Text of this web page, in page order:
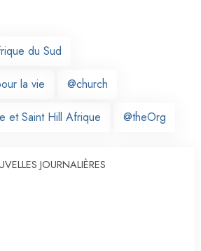
du Sud
la vie @church
et Saint Hill Afrique @theOrg
JOURNALIÈRES